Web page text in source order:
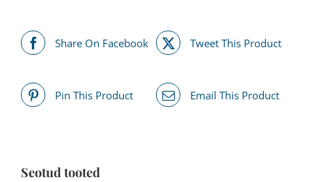
Share On Facebook Tweet This Product
Pin This Product Email This Product
Seotud tooted